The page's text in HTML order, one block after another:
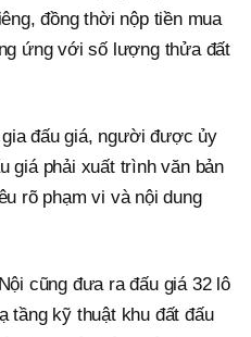
đồng thời nộp tiền mua
ứng với số lượng thửa đất
đấu giá, người được ủy
giá phải xuất trình văn bản
rõ phạm vi và nội dung
cũng đưa ra đấu giá 32 lô
tầng kỹ thuật khu đất đấu